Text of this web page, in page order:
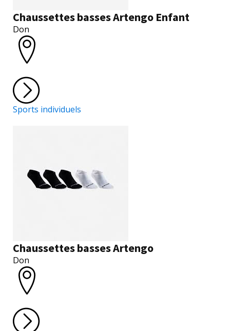
Chaussettes basses Artengo Enfant
Don
Sports individuels
Chaussettes basses Artengo
Don